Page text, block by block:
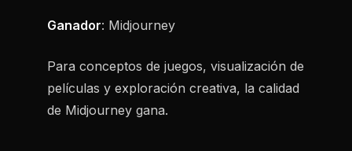
Ganador: Midjourney
Para conceptos de juegos, visualización de
películas y exploración creativa, la calidad
de Midjourney gana.